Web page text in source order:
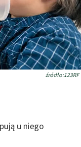
źródło:123RF
u niego